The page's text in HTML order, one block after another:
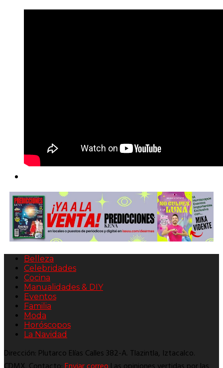
Belleza
Celebridades
Cocina
Manualidades & DIY
Eventos
Familia
Moda
Horóscopos
La Navidad
Dirección: Plutarco Elías Calles 382-A. Tlazintla, Iztacalco.